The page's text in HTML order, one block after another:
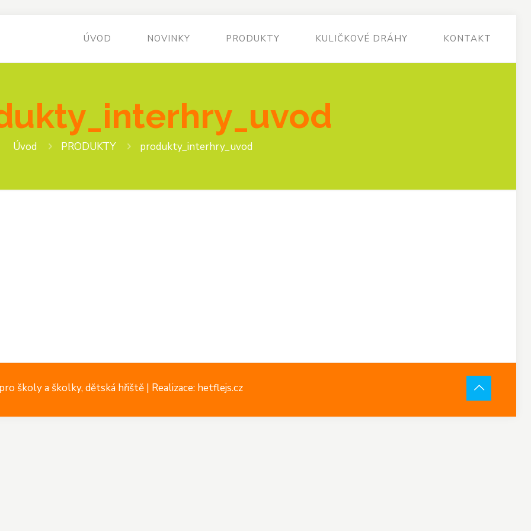
ÚVOD NOVINKY PRODUKTY KULIČKOVÉ DRÁHY KONTAKT
Úvod PRODUKTY produkty_interhry_uvod
školy a školky, dětská hřiště | Realizace: hetflejs.cz